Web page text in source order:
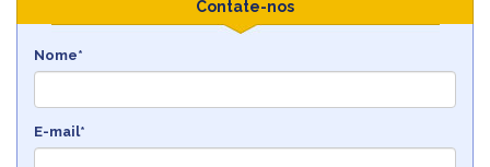
Contate-nos
Nome*
E-mail*